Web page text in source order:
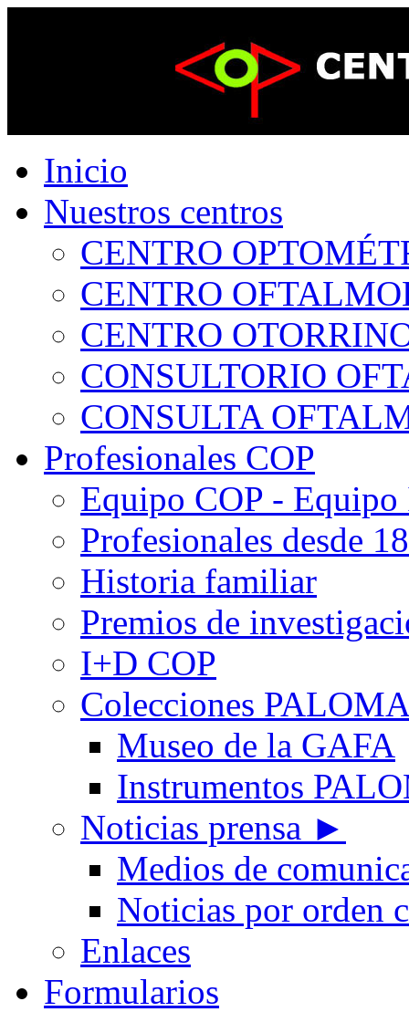
Inicio
Nuestros centros
CENTRO
CENTRO
CENTRO
CONSULTORIO
CONSULTA
Profesionales COP
Equipo COP -
Profesionales desde
Historia familiar
Premios de
I+D COP
Colecciones
Museo de la GAFA
Instrumentos
Noticias prensa ►
Medios de
Noticias por orden
Enlaces
Formularios